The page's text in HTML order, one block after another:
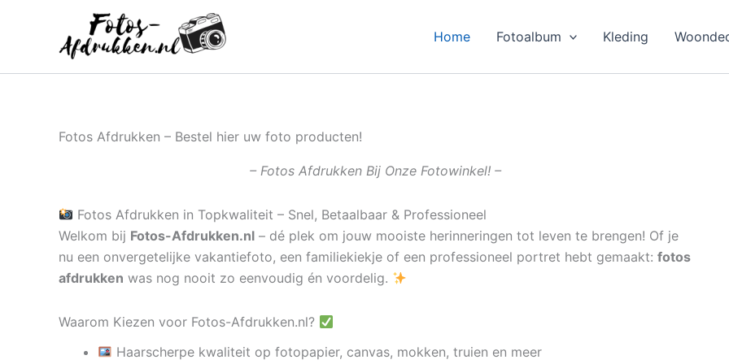
inhoud
Home Fotoalbum Kleding
Fotos Afdrukken – Bestel hier uw foto producten!
– Fotos Afdrukken Bij Onze Fotowinkel! –
Fotos Afdrukken in Topkwaliteit – Snel, Betaalbaar & Professioneel
Welkom bij Fotos-Afdrukken.nl – dé plek om jouw mooiste herinneringen tot leven te brengen! Of je
nu een onvergetelijke vakantiefoto, een familiekiekje of een professioneel portret hebt gemaakt: fotos
afdrukken was nog nooit zo eenvoudig én voordelig.
Waarom Kiezen voor Fotos-Afdrukken.nl?
Haarscherpe kwaliteit op fotopapier, canvas, mokken, truien en meer